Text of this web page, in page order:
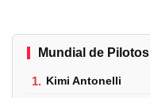
Mundial de Pilotos
1. Kimi Antonelli